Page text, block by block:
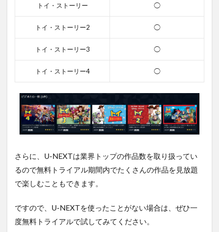
の関
5
イ・
オ
ブ・
テラ
ー！
を無
る方
法ま
とめ
トイ・ストーリー ◯
トイ・ストーリー2 ◯
トイ・ストーリー3 ◯
トイ・ストーリー4 ◯
さらに、U-NEXTは業界トップの作品数を取り扱ってい
るので無料トライアル期間内でたくさんの作品を見放題
で楽しむこともできます。
ですので、U-NEXTを使ったことがない場合は、ぜひ一
度無料トライアルで試してみてください。